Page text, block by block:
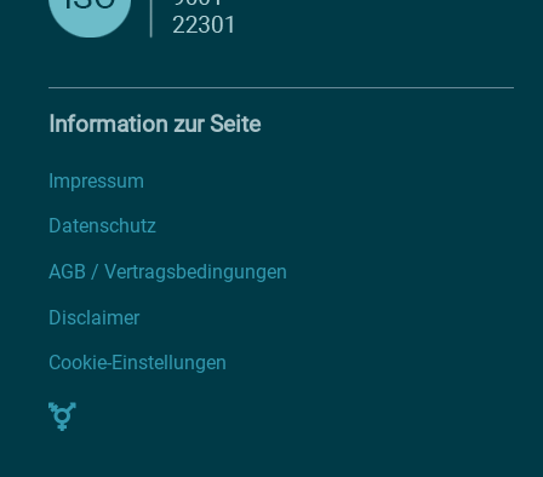
Information zur Seite
Impressum
Datenschutz
AGB / Vertragsbedingungen
Disclaimer
Cookie-Einstellungen